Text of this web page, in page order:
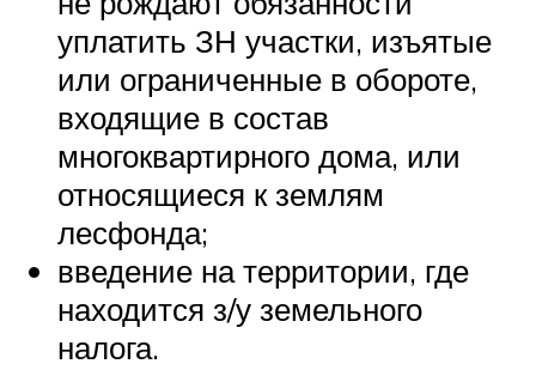
уплатить ЗН участки, изъятые
или ограниченные в обороте,
входящие в состав
многоквартирного дома, или
относящиеся к землям
лесфонда;
введение на территории, где
находится з/у земельного
налога.